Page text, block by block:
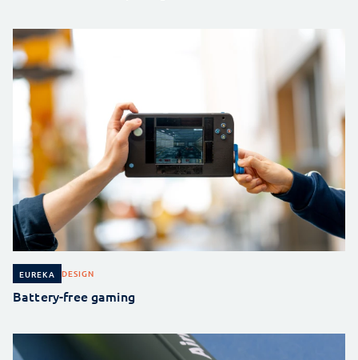
EUREKA DESIGN
Battery-free gaming